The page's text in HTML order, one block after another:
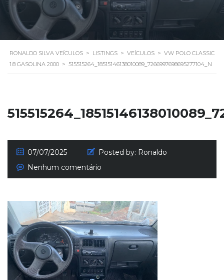
RONALDO SILVA VEÍCULOS > LISTINGS > VEÍCULOS > VW POLO CLASSIC
1.8 GASOLINA 2000 > 515515264_18515146138010089_7266997698695277104_N
07/07/2025 Posted by: Ronaldo
Nenhum comentário